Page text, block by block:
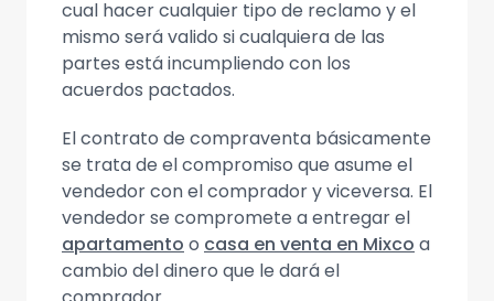
cual hacer cualquier tipo de reclamo y el
mismo será valido si cualquiera de las
partes está incumpliendo con los
acuerdos pactados.
El contrato de compraventa básicamente
se trata de el compromiso que asume el
vendedor con el comprador y viceversa. El
vendedor se compromete a entregar el
apartamento o casa en venta en Mixco a
cambio del dinero que le dará el